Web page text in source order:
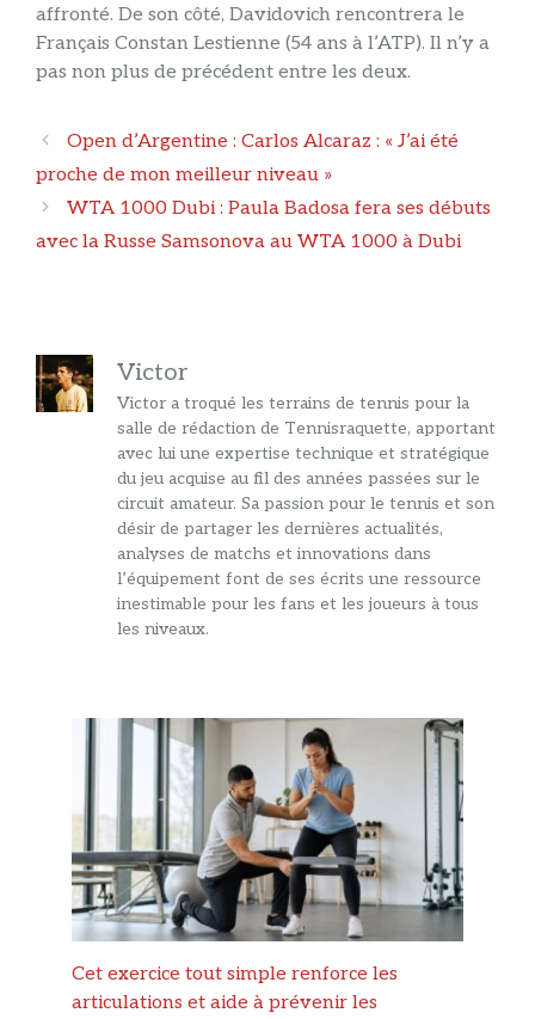
affronté. De son côté, Davidovich rencontrera le
Français Constan Lestienne (54 ans à l’ATP). Il n’y a
pas non plus de précédent entre les deux.
Navigation
des
articles
Open d’Argentine : Carlos Alcaraz : « J’ai été
proche de mon meilleur niveau »
WTA 1000 Dubi : Paula Badosa fera ses débuts
avec la Russe Samsonova au WTA 1000 à Dubi
Victor
Victor a troqué les terrains de tennis pour la
salle de rédaction de Tennisraquette, apportant
avec lui une expertise technique et stratégique
du jeu acquise au fil des années passées sur le
circuit amateur. Sa passion pour le tennis et son
désir de partager les dernières actualités,
analyses de matchs et innovations dans
l’équipement font de ses écrits une ressource
inestimable pour les fans et les joueurs à tous
les niveaux.
Cet exercice tout simple renforce les
articulations et aide à prévenir les